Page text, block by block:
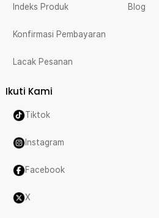
Indeks Produk
Konfirmasi Pembayaran
Lacak Pesanan
Blog
Ikuti Kami
Tiktok
Instagram
Facebook
X